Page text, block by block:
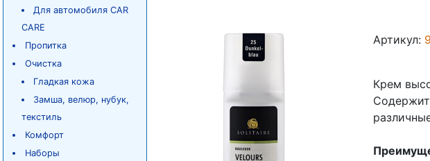
Для автомобиля CAR
CARE
Пропитка
Очистка
Гладкая кожа
Замша, велюр, нубук,
текстиль
Комфорт
Наборы
Артикул:
Крем